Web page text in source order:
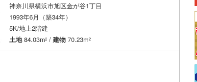
神奈川県横浜市旭区金が谷1丁目
1993年6月（築34年）
5K/地上2階建
土地84.03m2 / 建物 70.23m2
神戸市営地下鉄西神・山手線
函館市電(0)